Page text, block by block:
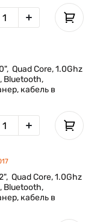
Quad Core, 1.0Ghz
Bluetooth,
кабель в
Quad Core, 1.0Ghz
Bluetooth,
кабель в